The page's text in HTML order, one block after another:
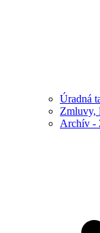
Úradná
Zmluvy,
Archív -